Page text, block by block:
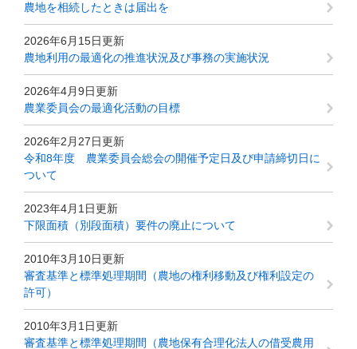
農地を相続したときは届出を
2026年6月15日更新
農地利用の最適化の推進状況及び事務の実施状況
2026年4月9日更新
農業委員会の最適化活動の目標
2026年2月27日更新
令和8年度 農業委員会総会の開催予定日及び申請締切日に
ついて
2023年4月1日更新
下限面積（別段面積）要件の廃止について
2010年3月10日更新
審査基準と標準処理期間（農地の権利移動及び権利設定の
許可）
2010年3月1日更新
審査基準と標準処理期間（農地保有合理化法人の借受農用